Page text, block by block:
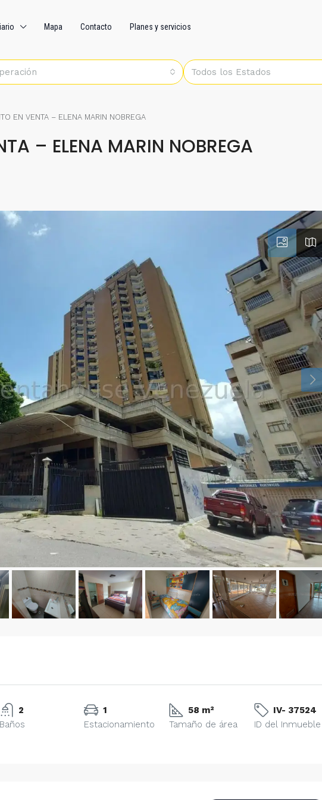
Mapa Contacto Planes y servicios
Todos los Estados
EN VENTA – ELENA MARIN NOBREGA
– ELENA MARIN NOBREGA
2
Baños
1
Estacionamiento
58 m²
Tamaño de área
IV- 37524
ID del Inmueble